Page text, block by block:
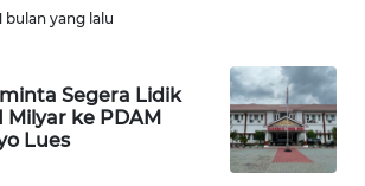
bulan yang lalu
Segera Lidik
Milyar ke PDAM
Lues